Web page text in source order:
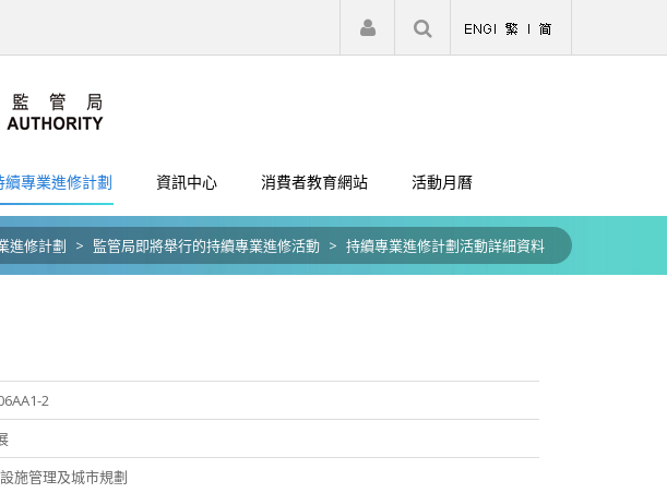
註冊 登入
續專業進修計劃 資訊中心 消費者教育網站 活動月曆
進修計劃 > 監管局即將舉行的持續專業進修活動 > 持續專業進修計劃活動詳細資料
2
施管理及城市規劃